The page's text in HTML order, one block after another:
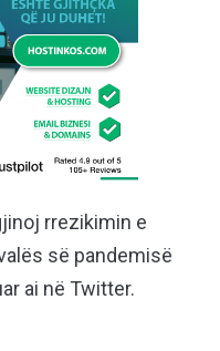
rrezikimin e
së pandemisë
ai në Twitter.